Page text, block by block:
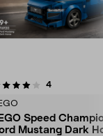
4arvostelut
Speed
Mustang Dark
4.5 viidestä